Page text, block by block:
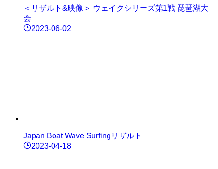
＜リザルト&映像＞ ウェイクシリーズ第1戦 琵琶湖大
会
2023-06-02
Japan Boat Wave Surfingリザルト
2023-04-18